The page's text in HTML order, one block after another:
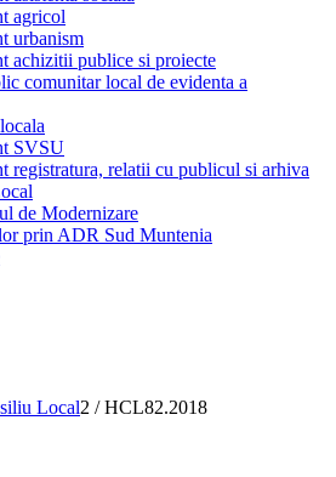
agricol
urbanism
achizitii publice si proiecte
comunitar local de evidenta a
SVSU
registratura, relatii cu publicul si arhiva
de Modernizare
prin ADR Sud Muntenia
Local2 / HCL82.2018